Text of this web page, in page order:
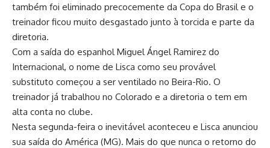
também foi eliminado precocemente da Copa do Brasil e o
treinador ficou muito desgastado junto à torcida e parte da
diretoria.
Com a saída do espanhol Miguel Ángel Ramirez do
Internacional, o nome de Lisca como seu provável
substituto começou a ser ventilado no Beira-Rio. O
treinador já trabalhou no Colorado e a diretoria o tem em
alta conta no clube.
Nesta segunda-feira o inevitável aconteceu e Lisca anunciou
sua saída do América (MG). Mais do que nunca o retorno do